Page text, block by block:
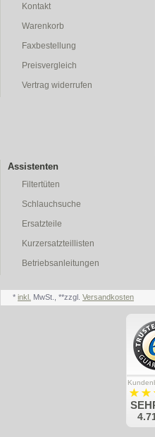
Kontakt
Warenkorb
Faxbestellung
Preisvergleich
Vertrag widerrufen
Assistenten
Filtertüten
Schlauchsuche
Ersatzteile
Kurzersatzteillisten
Betriebsanleitungen
* inkl. MwSt., **zzgl. Versandkosten